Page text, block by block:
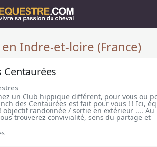
Indre-et-loire (France)
Centaurées
un Club hippique différent, pour vous ou
des Centaurées est fait pour vous !!! Ici,
objectif randonnée / sortie en extérieur .... Au
trouverez convivialité, sens du partage et